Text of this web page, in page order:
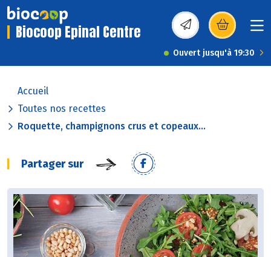
Biocoop Epinal Centre (s’ouvre dans une
Ouvert jusqu'à 19:30
Accueil
Toutes nos recettes
Roquette, champignons crus et copeaux...
Partager sur